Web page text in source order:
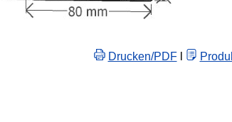
Drucken/PDFl